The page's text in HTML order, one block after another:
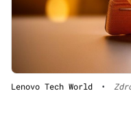
Lenovo Tech World •